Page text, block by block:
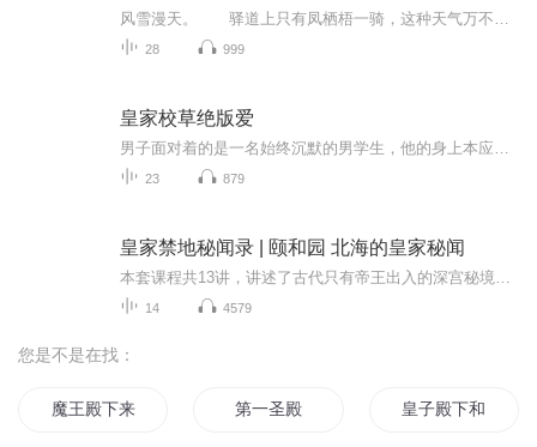
28 999
皇家校草绝版爱
23 879
皇家禁地秘闻录 | 颐和园 北海的皇家秘闻
14 4579
您是不是在找：
魔王殿下来自异世界 第一圣殿 皇子殿下和他的